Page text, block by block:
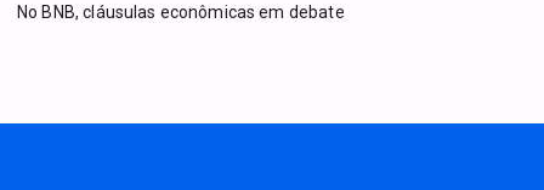
No BNB, cláusulas econômicas em debate